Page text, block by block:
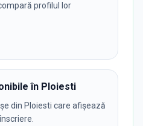
profilul lor
în Ploiesti
din Ploiesti care afișează